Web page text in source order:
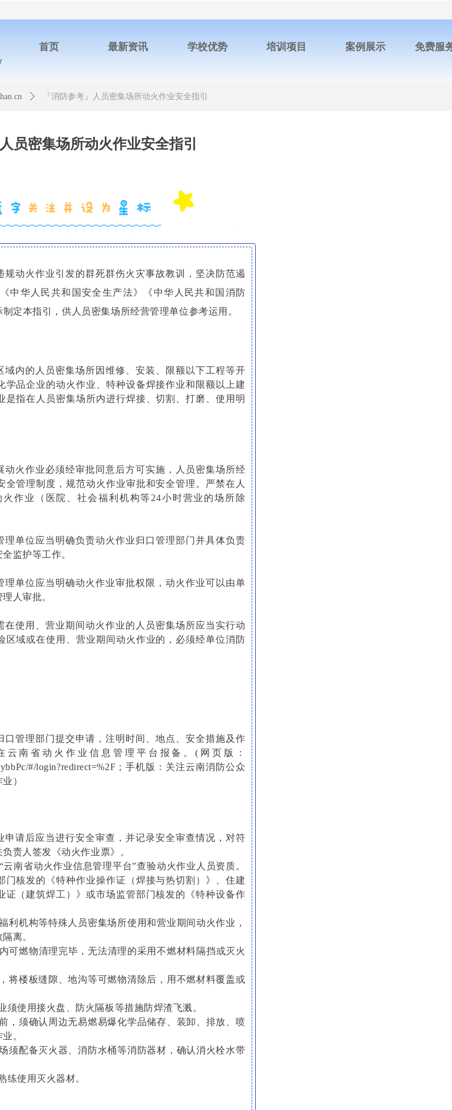
首页 最新资讯 学校优势 培训项目 案例展示
免费服
ꄲ 『消防参考』人员密集场所动火作业安全指引
员密集场所动火作业安全指引
规动火作业引发的群死群伤火灾事故教训，坚决防范遏
中华人民共和国安全生产法》《中华人民共和国消防
定本指引，供人员密集场所经营管理单位参考运用。
域内的人员密集场所因维修、安装、限额以下工程等开
学品企业的动火作业、特种设备焊接作业和限额以上建
是指在人员密集场所内进行焊接、切割、打磨、使用明
动火作业必须经审批同意后方可实施，人员密集场所经
全管理制度，规范动火作业审批和安全管理。严禁在人
作业（医院、社会福利机构等24小时营业的场所除
理单位应当明确负责动火作业归口管理部门并具体负责
监护等工作。
理单位应当明确动火作业审批权限，动火作业可以由单
人审批。
在使用、营业期间动火作业的人员密集场所应当实行动
区域或在使用、营业期间动火作业的，必须经单位消防
口管理部门提交申请，注明时间、地点、安全措施及作
云南省动火作业信息管理平台报备。(网页版：
#/login?redirect=%2F；手机版：关注云南消防公众
）
申请后应当进行安全审查，并记录安全审查情况，对符
责人签发《动火作业票》。
南省动火作业信息管理平台”查验动火作业人员资质。
门核发的《特种作业操作证（焊接与热切割）》、住建
证（建筑焊工）》或市场监管部门核发的《特种设备作
利机构等特殊人员密集场所使用和营业期间动火作业，
离。
可燃物清理完毕，无法清理的采用不燃材料隔挡或灭火
将楼板缝隙、地沟等可燃物清除后，用不燃材料覆盖或
须使用接火盘、防火隔板等措施防焊渣飞溅。
，须确认周边无易燃易爆化学品储存、装卸、排放、喷
。
须配备灭火器、消防水桶等消防器材，确认消火栓水带
练使用灭火器材。